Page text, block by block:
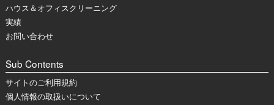
ハウス＆オフィスクリーニング
実績
お問い合わせ
Sub Contents
サイトのご利用規約
個人情報の取扱いについて